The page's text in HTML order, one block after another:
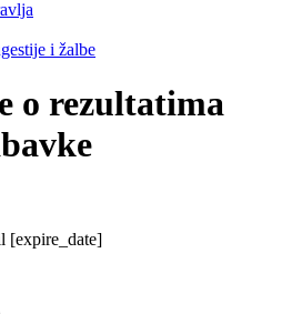
i žalbe
o rezultatima
[expire_date]